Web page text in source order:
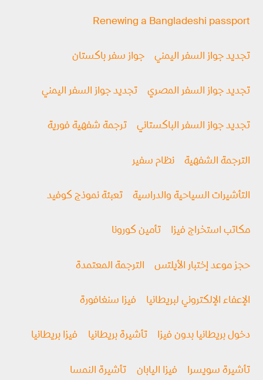
Renewing a Bangladeshi passport
تجديد جواز السفر اليمني جواز سفر باكستان
تجديد جواز السفر المصري تجديد جواز السفر اليمني
تجديد جواز السفر الباكستاني ترجمة شفهية فورية
الترجمة الشفهية نظام سفير
التأشيرات السياحية والدراسية تعبئة نموذج كوفيد
مكاتب استخراج فيزا تأمين كورونا
حجز موعد إختبار الأيلتس الترجمة المعتمدة
الإعفاء الإلكتروني لبريطانيا فيزا سنغافورة
دخول بريطانيا بدون فيزا تأشيرة بريطانيا فيزا بريطانيا
تأشيرة سويسرا فيزا اليابان تأشيرة النمسا